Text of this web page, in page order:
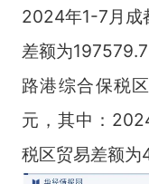
2024年1-7月成
差额为
路港综合保税
元，其中：
税区贸易差额为